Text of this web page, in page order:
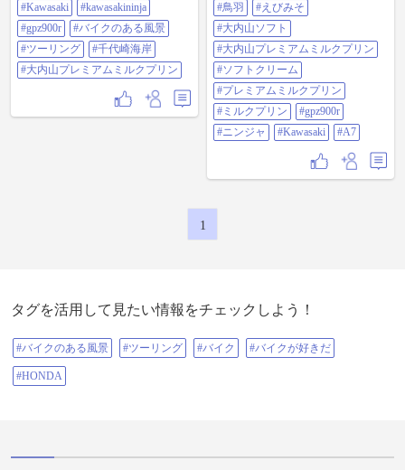
かなぁ🏍 #Kawasaki #kawasakininja
#gpz900r #バイクのある風景 #ツー
リング #千代崎海岸 #大内山プレミ
アムミルクプリン
#Kawasaki
#kawasakininja
#gpz900r
#バイクのある風景
#ツーリング
#千代崎海岸
#大内山プレミアムミルクプリン
た。 鳥羽に行ったら必ず買う「え
びみそ」 そして帰りの安濃SAで食
べる「大内山ソフト」 同じく安濃
SAで買う「大内山プレミアムミル
クプリン」 どれも最高に美味しい
ので伊勢・鳥羽方面に行かれる方
は是非(笑) 鳥羽で海鮮丼食べたかっ
たけど、あまりにも人が多くて諦
めました…残念。 #鳥羽#えびみそ#
大内山ソフト#大内山プレミアムミ
ルクプリン#ソフトクリーム#プレ
ミアムミルクプリン#ミルクプリン
#gpz900r#ニンジャ#kawasaki#a7
#鳥羽
#えびみそ
#大内山ソフト
#大内山プレミアムミルクプリン
#ソフトクリーム
#プレミアムミルクプリン
#ミルクプリン
#gpz900r
#ニンジャ
#Kawasaki #A7
1
タグを活用して見たい情報をチェックしよう！
#バイクのある風景 #ツーリング #バイク #バイクが好きだ
#HONDA